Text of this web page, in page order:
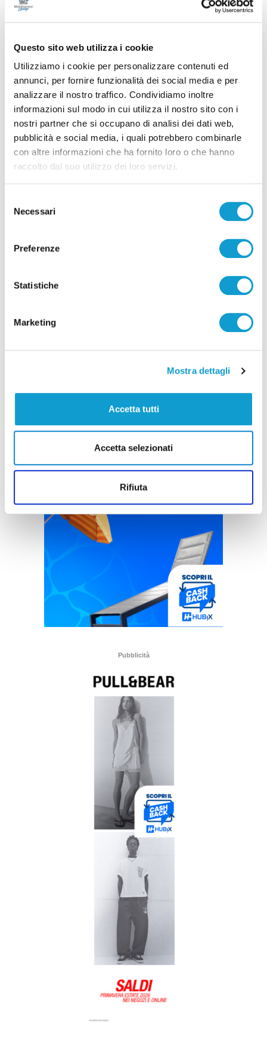
Questo sito web utilizza i cookie
Utilizziamo i cookie per personalizzare contenuti ed
annunci, per fornire funzionalità dei social media e per
analizzare il nostro traffico. Condividiamo inoltre
informazioni sul modo in cui utilizza il nostro sito con i
nostri partner che si occupano di analisi dei dati web,
pubblicità e social media, i quali potrebbero combinarle
con altre informazioni che ha fornito loro o che hanno
raccolto dal suo utilizzo dei loro servizi.
delNecessari
Preferenze
Statistiche
Marketing
Mostra dettagli
Accetta tutti
Accetta selezionati
Rifiuta
Ritrovati in Nepal i corpi di 5 alpinisti morti,
c’è anche il teramano Di Marcello
di Rossella Luciani
Pubblicità